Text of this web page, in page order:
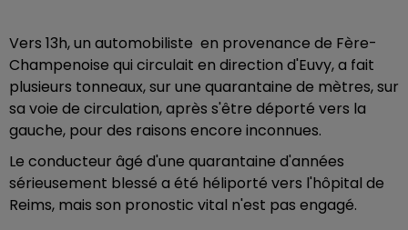
Vers 13h, un automobiliste en provenance de Fère-
Champenoise qui circulait en direction d'Euvy, a fait
plusieurs tonneaux, sur une quarantaine de mètres, sur
sa voie de circulation, après s'être déporté vers la
gauche, pour des raisons encore inconnues.
Le conducteur âgé d'une quarantaine d'années
sérieusement blessé a été héliporté vers l'hôpital de
Reims, mais son pronostic vital n'est pas engagé.